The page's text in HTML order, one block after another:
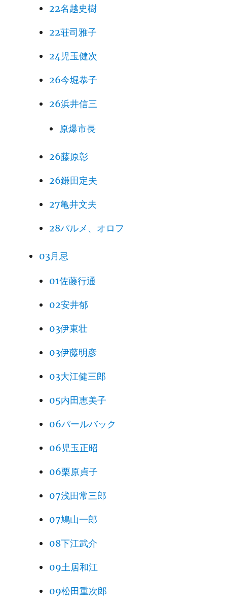
22名越史樹
22荘司雅子
24児玉健次
26今堀恭子
26浜井信三
原爆市長
26藤原彰
26鎌田定夫
27亀井文夫
28パルメ、オロフ
03月忌
01佐藤行通
02安井郁
03伊東壮
03伊藤明彦
03大江健三郎
05内田恵美子
06パールバック
06児玉正昭
06栗原貞子
07浅田常三郎
07鳩山一郎
08下江武介
09土居和江
09松田重次郎